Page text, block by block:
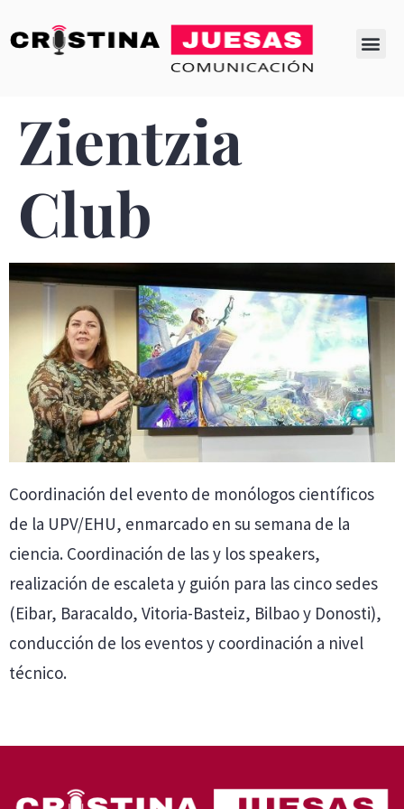
Zientzia
Club
Coordinación del evento de monólogos científicos
de la UPV/EHU, enmarcado en su semana de la
ciencia. Coordinación de las y los speakers,
realización de escaleta y guión para las cinco sedes
(Eibar, Baracaldo, Vitoria-Basteiz, Bilbao y Donosti),
conducción de los eventos y coordinación a nivel
técnico.